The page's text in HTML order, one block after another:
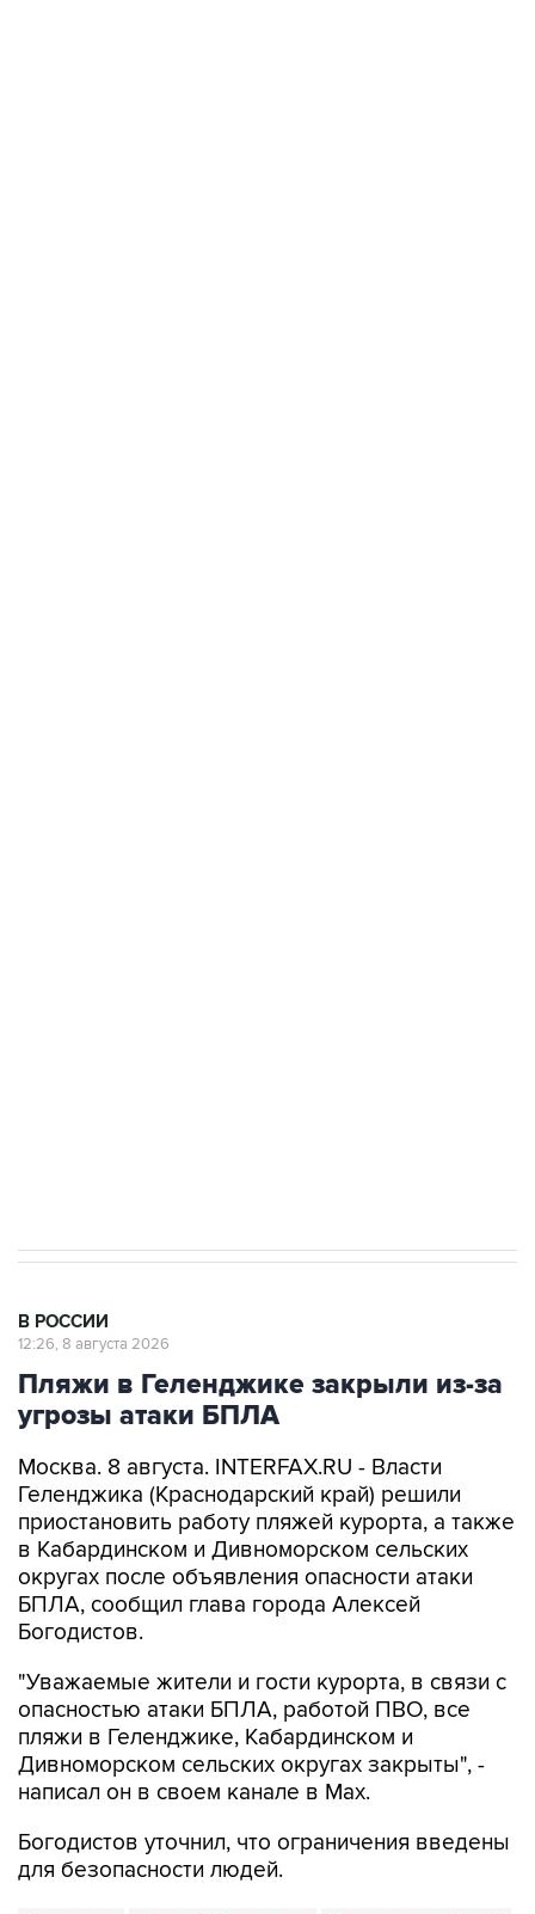
В РОССИИ
12:26, 8 августа 2026
Пляжи в Геленджике закрыли из-за
угрозы атаки БПЛА
Москва. 8 августа. INTERFAX.RU - Власти
Геленджика (Краснодарский край) решили
приостановить работу пляжей курорта, а также
в Кабардинском и Дивноморском сельских
округах после объявления опасности атаки
БПЛА, сообщил глава города Алексей
Богодистов.
"Уважаемые жители и гости курорта, в связи с
опасностью атаки БПЛА, работой ПВО, все
пляжи в Геленджике, Кабардинском и
Дивноморском сельских округах закрыты", -
написал он в своем канале в Max.
Богодистов уточнил, что ограничения введены
для безопасности людей.